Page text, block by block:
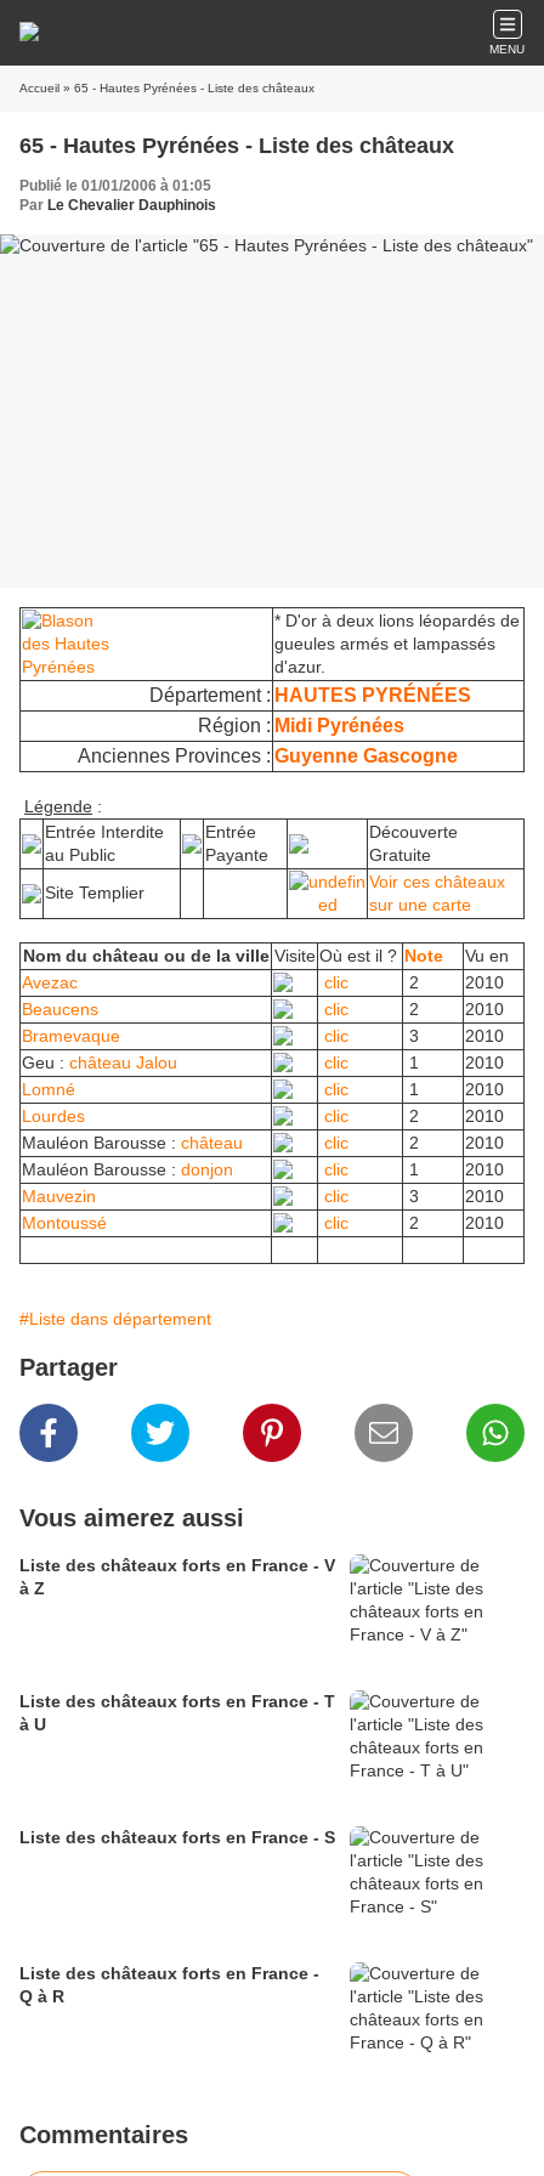
MENU
Accueil » 65 - Hautes Pyrénées - Liste des châteaux
65 - Hautes Pyrénées - Liste des châteaux
Publié le 01/01/2006 à 01:05
Par Le Chevalier Dauphinois
* D'or à deux lions léopardés de
gueules armés et lampassés
d'azur.
Département : HAUTES PYRÉNÉES
Région : Midi Pyrénées
Anciennes Provinces : Guyenne Gascogne
Légende :
Entrée Interdite
au Public
Entrée
Payante
Découverte
Gratuite
Site Templier
Voir ces châteaux
sur une carte
Nom du château ou de la ville Visite Où est il ? Note
Vu en
Avezac
clic 2
2010
Beaucens
clic 2
2010
Bramevaque
clic 3
2010
Geu : château Jalou clic 1
2010
Lomné
clic 1
2010
Lourdes
clic 2
2010
Mauléon Barousse : château clic 2
2010
Mauléon Barousse : donjon clic 1
2010
Mauvezin
clic 3
2010
Montoussé
clic 2 2010
#Liste dans département
Partager
Vous aimerez aussi
Liste des châteaux forts en France - V
à Z
Liste des châteaux forts en France - T
à U
Liste des châteaux forts en France - S
Liste des châteaux forts en France -
Q à R
Commentaires